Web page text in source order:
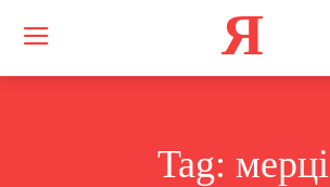
Я
Tag: мерці